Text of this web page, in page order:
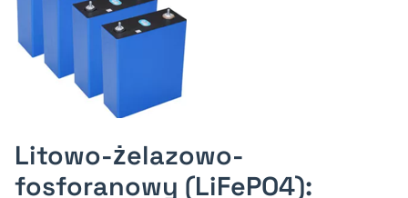
Litowo-żelazowo-
fosforanowy (LiFePO4):